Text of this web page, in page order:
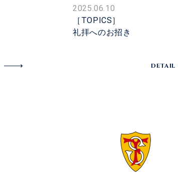
2025.06.10
［TOPICS］
礼拝へのお招き
DETAIL